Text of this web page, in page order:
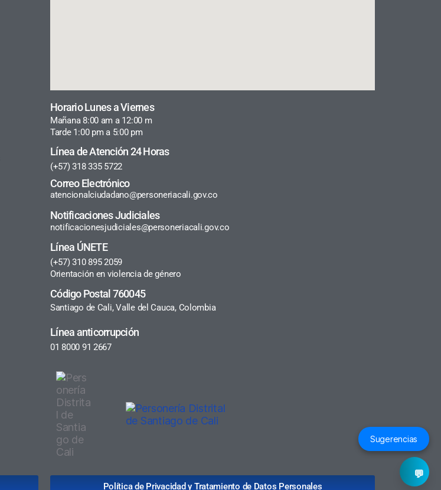
Horario Lunes a Viernes
Mañana 8:00 am a 12:00 m
Tarde 1:00 pm a 5:00 pm
Línea de Atención 24 Horas
(+57) 318 335 5722
Correo Electrónico
atencionalciudadano@personeriacali.gov.co
Notificaciones Judiciales
notificacionesjudiciales@personeriacali.gov.co
Línea ÚNETE
(+57) 310 895 2059
Orientación en violencia de género
Código Postal 760045
Santiago de Cali, Valle del Cauca, Colombia
Línea anticorrupción
01 8000 91 2667
Política de Privacidad y Tratamiento de Datos Personales
Sugerencias
💬